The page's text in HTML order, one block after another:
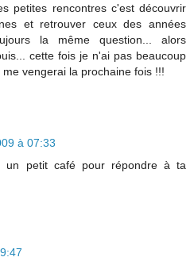
petites rencontres c'est découvrir
et retrouver ceux des années
la même question... alors
cette fois je n'ai pas beaucoup
vengerai la prochaine fois !!!
à 07:33
un petit café pour répondre à ta